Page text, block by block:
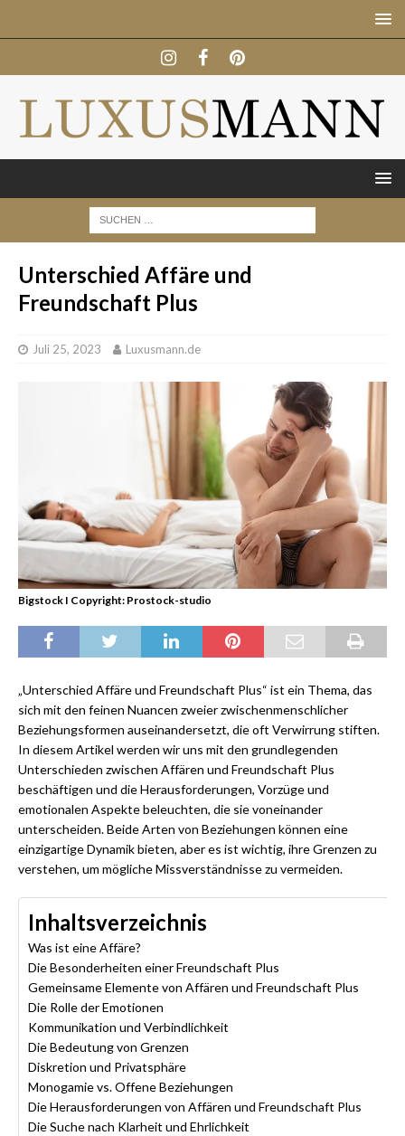
Unterschied Affäre und
Freundschaft Plus
Juli 25, 2023 Luxusmann.de
Bigstock I Copyright: Prostock-studio
„Unterschied Affäre und Freundschaft Plus“ ist ein Thema, das
sich mit den feinen Nuancen zweier zwischenmenschlicher
Beziehungsformen auseinandersetzt, die oft Verwirrung stiften.
In diesem Artikel werden wir uns mit den grundlegenden
Unterschieden zwischen Affären und Freundschaft Plus
beschäftigen und die Herausforderungen, Vorzüge und
emotionalen Aspekte beleuchten, die sie voneinander
unterscheiden. Beide Arten von Beziehungen können eine
einzigartige Dynamik bieten, aber es ist wichtig, ihre Grenzen zu
verstehen, um mögliche Missverständnisse zu vermeiden.
Inhaltsverzeichnis
Was ist eine Affäre?
Die Besonderheiten einer Freundschaft Plus
Gemeinsame Elemente von Affären und Freundschaft Plus
Die Rolle der Emotionen
Kommunikation und Verbindlichkeit
Die Bedeutung von Grenzen
Diskretion und Privatsphäre
Monogamie vs. Offene Beziehungen
Die Herausforderungen von Affären und Freundschaft Plus
Die Suche nach Klarheit und Ehrlichkeit